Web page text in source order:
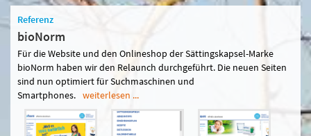
Referenz
bioNorm
Für die Website und den Onlineshop der Sättingskapsel-Marke
bioNorm haben wir den Relaunch durchgeführt. Die neuen Seiten
sind nun optimiert für Suchmaschinen und
Smartphones. weiterlesen ...